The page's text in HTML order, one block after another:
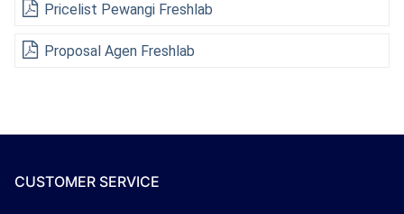
Pricelist Pewangi Freshlab
Proposal Agen Freshlab
CUSTOMER SERVICE